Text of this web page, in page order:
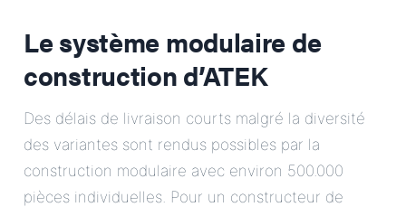
Le système modulaire de
construction d’ATEK
Des délais de livraison courts malgré la diversité
des variantes sont rendus possibles par la
construction modulaire avec environ 500.000
pièces individuelles. Pour un constructeur de